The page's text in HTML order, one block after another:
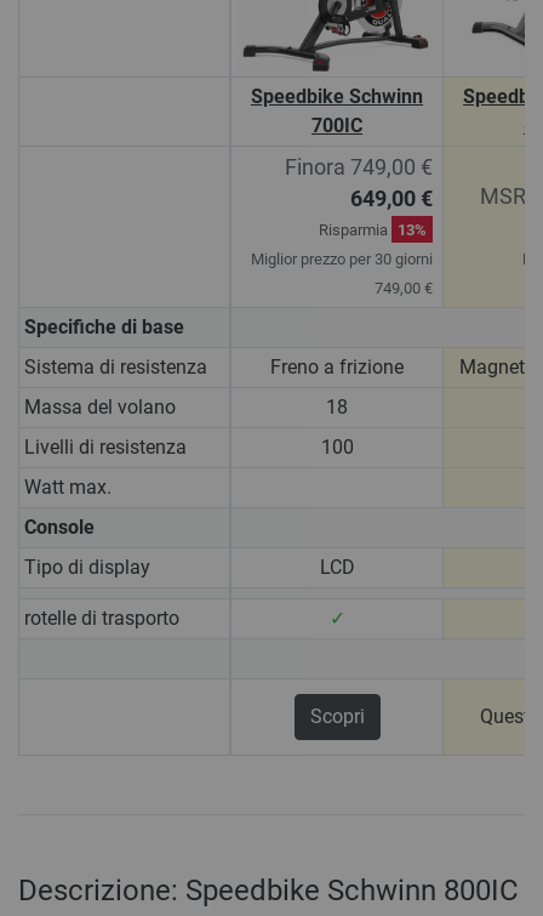
Speedbike Schwinn
700IC
Finora 749,00 €
649,00 €
Risparmia
13%
Miglior prezzo per 30 giorni
749,00 €
Specifiche di base
Sistema di resistenza
Freno a frizione
Massa del volano
18
Livelli di resistenza
100
Watt max.
Console
Tipo di display
LCD
rotelle di trasporto ✓
Scopri
Descrizione: Speedbike Schwinn 800IC